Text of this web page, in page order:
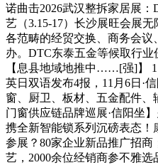
诺曲击2026武汉整拆家居展
艺（3.15-17）长沙展旺会展
各范畴的经贸交换、商务会
办。DTC东泰五金等候取行业
【息县地域地推中……[强]】
英日双语发布4报，11月6日·
窗、厨卫、板材、五金配件、
门窗供应链品牌巡展·信阳坐
携全新智能锁系列沉磅表态
参展？80家企业新品推广招
艺，2000余位经销商参不雅选